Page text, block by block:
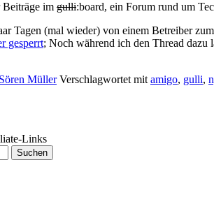
Beiträge im gulli:board, ein Forum rund um
Tagen (mal wieder) von einem Betreiber
gesperrt; Noch während ich den Thread dazu
Sören Müller Verschlagwortet mit amigo, gulli,
Links